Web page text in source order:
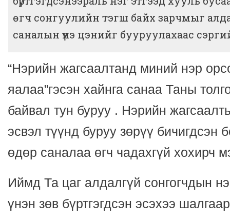
өгч сонгуулийн тэгш байх зарчмыг
саналын үнэ цэнийг бууруулахаас
“Нэрийн жагсаалтанд миний нэр
яалаа”гэсэн хайнга санаа Таны
байвал тун буруу . Нэрийн
эсвэл түүнд буруу зөрүү бичигдсэн
өдөр саналаа өгч чадахгүй хохирч
Иймд Та цаг алдалгүй сонгогчдын
үнэн зөв бүртгэгдсэн эсэхээ